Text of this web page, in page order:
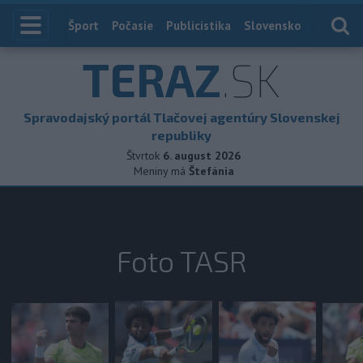
Index
Šport Počasie Publicistika Slovensko
TERAZ.SK
Spravodajský portál Tlačovej agentúry Slovenskej
republiky
Štvrtok 6. august 2026
Meniny má Štefánia
Foto TASR